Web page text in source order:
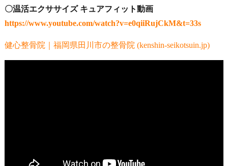
〇温活エクササイズ キュアフィット動画
https://www.youtube.com/watch?v=e0qiiRujCkM&t=33s
健心整骨院｜福岡県田川市の整骨院 (kenshin-seikotsuin.jp)